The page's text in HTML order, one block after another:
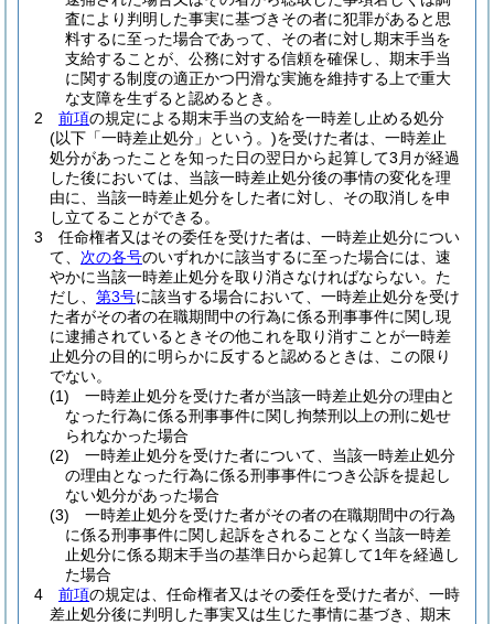
査により判明した事実に基づきその者に犯罪があると思
料するに至った場合であって、その者に対し期末手当を
支給することが、公務に対する信頼を確保し、期末手当
に関する制度の適正かつ円滑な実施を維持する上で重大
な支障を生ずると認めるとき。
2
前項の規定による期末手当の支給を一時差し止める処分
(以下「一時差止処分」という。)を受けた者は、一時差止
処分があったことを知った日の翌日から起算して3月が経過
した後においては、当該一時差止処分後の事情の変化を理
由に、当該一時差止処分をした者に対し、その取消しを申
し立てることができる。
3
任命権者又はその委任を受けた者は、一時差止処分につい
て、 次の各号のいずれかに該当するに至った場合には、速
やかに当該一時差止処分を取り消さなければならない。 た
だし、 第3号に該当する場合において、一時差止処分を受け
た者がその者の在職期間中の行為に係る刑事事件に関し現
に逮捕されているときその他これを取り消すことが一時差
止処分の目的に明らかに反すると認めるときは、この限り
でない。
(1)
一時差止処分を受けた者が当該一時差止処分の理由と
なった行為に係る刑事事件に関し拘禁刑以上の刑に処せ
られなかった場合
(2)
一時差止処分を受けた者について、当該一時差止処分
の理由となった行為に係る刑事事件につき公訴を提起し
ない処分があった場合
(3)
一時差止処分を受けた者がその者の在職期間中の行為
に係る刑事事件に関し起訴をされることなく当該一時差
止処分に係る期末手当の基準日から起算して1年を経過し
た場合
4
前項の規定は、任命権者又はその委任を受けた者が、一時
差止処分後に判明した事実又は生じた事情に基づき、期末